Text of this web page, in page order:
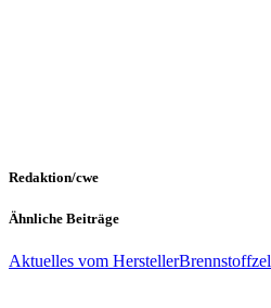
Redaktion/cwe
Ähnliche Beiträge
Aktuelles vom Hersteller